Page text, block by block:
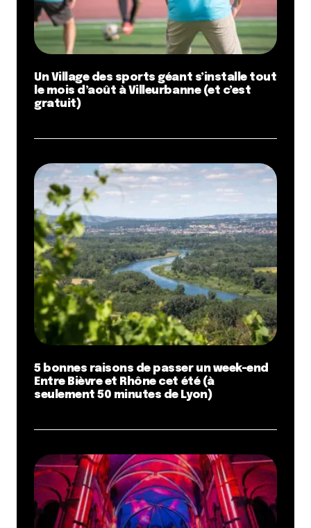
Dis-nous tout
navigateur pour mon prochain commentaire.
Et bim !
Un Village des sports géant s’installe tout
le mois d’août à Villeurbanne (et c’est
gratuit)
5 bonnes raisons de passer un week-end
Entre Bièvre et Rhône cet été (à
seulement 50 minutes de Lyon)